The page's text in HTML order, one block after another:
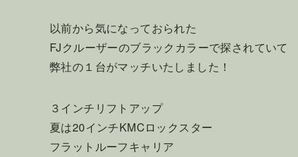
以前から気になっておられた
FJクルーザーのブラックカラーで探されていて
弊社の１台がマッチいたしました！
３インチリフトアップ
夏は20インチKMCロックスター
フラットルーフキャリア